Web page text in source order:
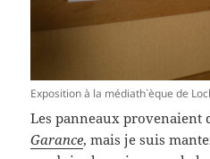
Exposition à la médiath`èque de
Les panneaux provenaient
Garance, mais je suis